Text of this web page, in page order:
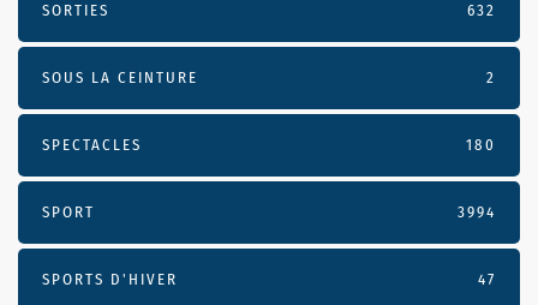
SORTIES 632
SOUS LA CEINTURE 2
SPECTACLES 180
SPORT 3994
SPORTS D'HIVER 47